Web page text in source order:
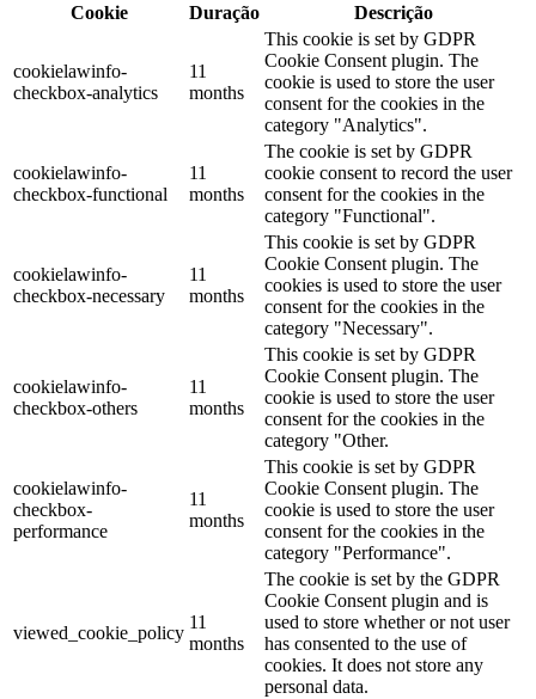
Cookie
Duração Descrição
cookielawinfo-
checkbox-analytics
11
months
This cookie is set by GDPR
Cookie Consent plugin. The
cookie is used to store the user
consent for the cookies in the
category "Analytics".
cookielawinfo-
checkbox-functional
11
months
The cookie is set by GDPR
cookie consent to record the user
consent for the cookies in the
category "Functional".
cookielawinfo-
checkbox-necessary
11
months
This cookie is set by GDPR
Cookie Consent plugin. The
cookies is used to store the user
consent for the cookies in the
category "Necessary".
cookielawinfo-
checkbox-others
11
months
This cookie is set by GDPR
Cookie Consent plugin. The
cookie is used to store the user
consent for the cookies in the
category "Other.
cookielawinfo-
checkbox-
performance
11
months
This cookie is set by GDPR
Cookie Consent plugin. The
cookie is used to store the user
consent for the cookies in the
category "Performance".
viewed_cookie_policy
11
months
The cookie is set by the GDPR
Cookie Consent plugin and is
used to store whether or not user
has consented to the use of
cookies. It does not store any
personal data.